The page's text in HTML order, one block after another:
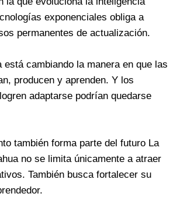
exponenciales obliga a
permanentes de actualización.
está cambiando la manera en que las
producen y aprenden. Y los
adaptarse podrían quedarse
también forma parte del futuro La
no se limita únicamente a atraer
También busca fortalecer su